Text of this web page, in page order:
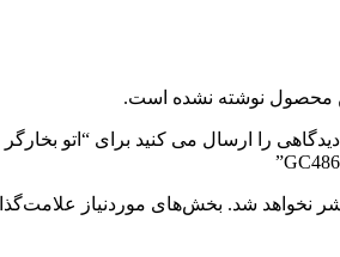
محصول نوشته نشده است.
را ارسال می کنید برای “اتو بخارگر
نخواهد شد. بخش‌های موردنیاز